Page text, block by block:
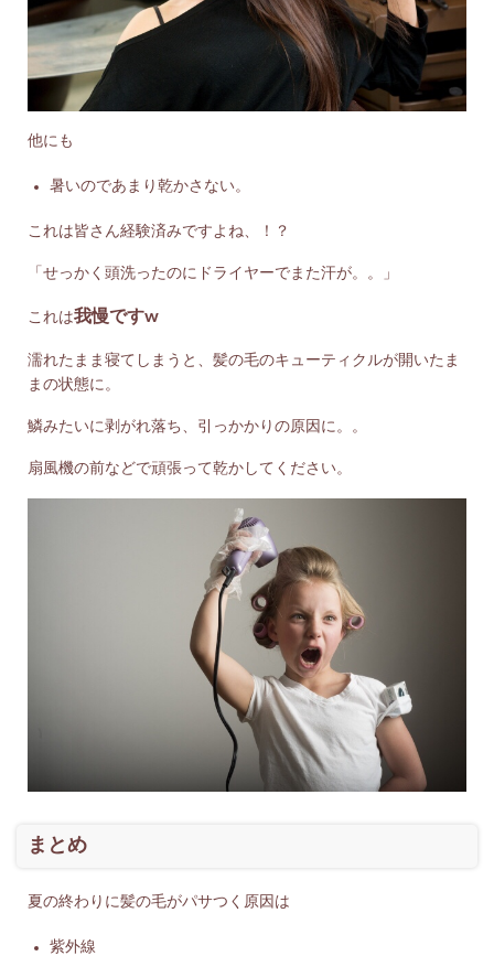
他にも
暑いのであまり乾かさない。
これは皆さん経験済みですよね、！？
「せっかく頭洗ったのにドライヤーでまた汗が。。」
これは我慢ですw
濡れたまま寝てしまうと、髪の毛のキューティクルが開いたま
まの状態に。
鱗みたいに剥がれ落ち、引っかかりの原因に。。
扇風機の前などで頑張って乾かしてください。
まとめ
夏の終わりに髪の毛がパサつく原因は
紫外線